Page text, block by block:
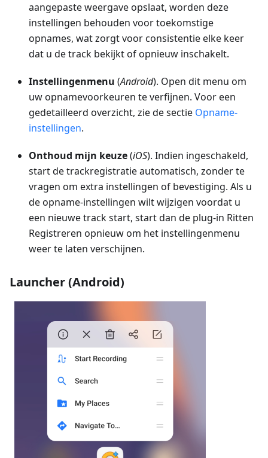
aangepaste weergave opslaat, worden deze
instellingen behouden voor toekomstige
opnames, wat zorgt voor consistentie elke keer
dat u de track bekijkt of opnieuw inschakelt.
Instellingenmenu (Android). Open dit menu om
uw opnamevoorkeuren te verfijnen. Voor een
gedetailleerd overzicht, zie de sectie Opname-
instellingen.
Onthoud mijn keuze(iOS). Indien ingeschakeld,
start de trackregistratie automatisch, zonder te
vragen om extra instellingen of bevestiging. Als u
de opname-instellingen wilt wijzigen voordat u
een nieuwe track start, start dan de plug-in Ritten
Registreren opnieuw om het instellingenmenu
weer te laten verschijnen.
Launcher (Android)